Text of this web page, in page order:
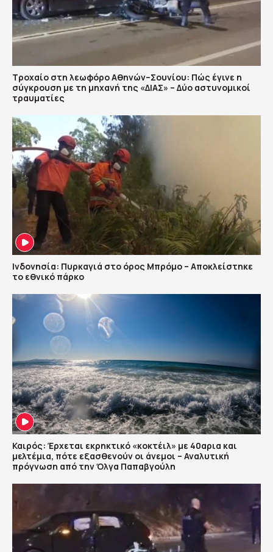
Τροχαίο στη λεωφόρο Αθηνών–Σουνίου: Πώς έγινε η
σύγκρουση με τη μηχανή της «ΔΙΑΣ» – Δύο αστυνομικοί
τραυματίες
Ινδονησία: Πυρκαγιά στο όρος Μπρόμο – Αποκλείστηκε
το εθνικό πάρκο
Καιρός: Έρχεται εκρηκτικό «κοκτέιλ» με 40αρια και
μελτέμια, πότε εξασθενούν οι άνεμοι – Αναλυτική
πρόγνωση από την Όλγα Παπαβγούλη